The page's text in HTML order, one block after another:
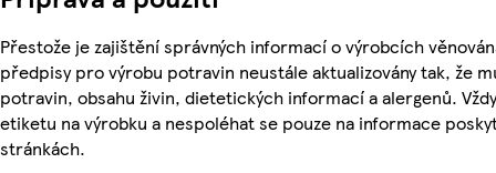
Přestože je zajištění správných informací o výrobcích
předpisy pro výrobu potravin neustále aktualizovány tak, že
potravin, obsahu živin, dietetických informací a alergenů.
etiketu na výrobku a nespoléhat se pouze na informace
stránkách.